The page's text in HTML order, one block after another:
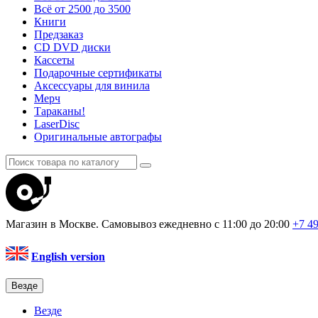
Всё от 2500 до 3500
Книги
Предзаказ
CD DVD диски
Кассеты
Подарочные сертификаты
Аксессуары для винила
Мерч
Тараканы!
LaserDisc
Оригинальные автографы
Магазин в Москве. Самовывоз ежедневно с 11:00 до 20:00 +7
English version
Везде
Везде